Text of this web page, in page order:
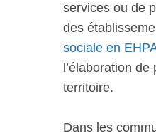
services ou de
des
sociale en
l’élaboration
territoire.
Dans les